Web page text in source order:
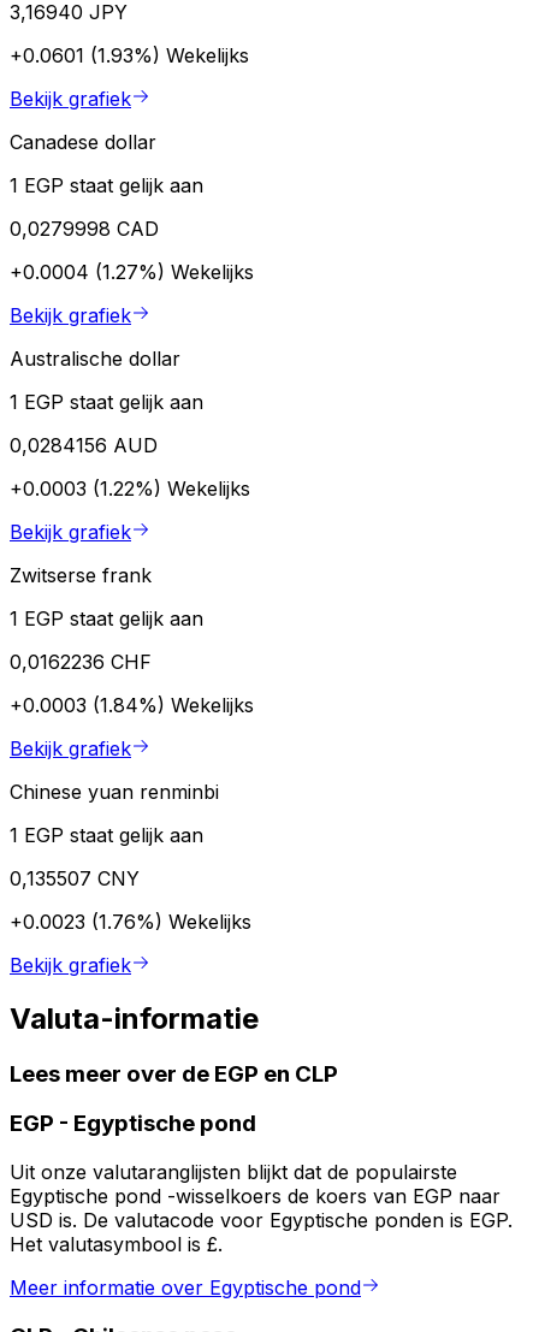
3,16940 JPY
+0.0601 (1.93%) Wekelijks
Bekijk grafiek
Canadese dollar
1 EGP staat gelijk aan
0,0279998 CAD
+0.0004 (1.27%) Wekelijks
Bekijk grafiek
Australische dollar
1 EGP staat gelijk aan
0,0284156 AUD
+0.0003 (1.22%) Wekelijks
Bekijk grafiek
Zwitserse frank
1 EGP staat gelijk aan
0,0162236 CHF
+0.0003 (1.84%) Wekelijks
Bekijk grafiek
Chinese yuan renminbi
1 EGP staat gelijk aan
0,135507 CNY
+0.0023 (1.76%) Wekelijks
Bekijk grafiek
Valuta-informatie
Lees meer over de EGP en CLP
EGP - Egyptische pond
Uit onze valutaranglijsten blijkt dat de populairste
Egyptische pond -wisselkoers de koers van EGP naar
USD is. De valutacode voor Egyptische ponden is EGP.
Het valutasymbool is £.
Meer informatie over Egyptische pond